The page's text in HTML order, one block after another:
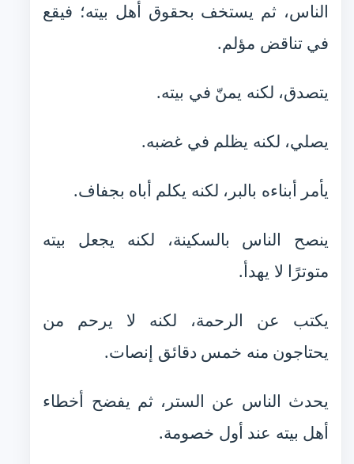
الناس، ثم يستخف بحقوق أهل بيته؛ فيقع
في تناقض مؤلم.
يتصدق، لكنه يمنّ في بيته.
يصلي، لكنه يظلم في غضبه.
يأمر أبناءه بالبر، لكنه يكلم أباه بجفاف.
ينصح الناس بالسكينة، لكنه يجعل بيته
متوترًا لا يهدأ.
يكتب عن الرحمة، لكنه لا يرحم من
يحتاجون منه خمس دقائق إنصات.
يحدث الناس عن الستر، ثم يفضح أخطاء
أهل بيته عند أول خصومة.